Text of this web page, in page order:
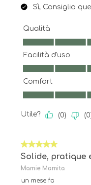
Sì, Consiglio
Qualità
Qualità, 5.0 su 5
Facilità d'uso
Facilità d'uso, 5.0
Comfort
Comfort, 4.0 su 5
Utile? (0) (0
5 su 5 stelle.
Solide, pratique
Mamie Mamita
un mese fa